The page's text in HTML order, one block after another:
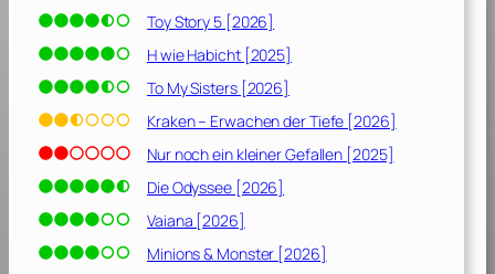
Toy Story 5 [2026]
H wie Habicht [2025]
To My Sisters [2026]
Kraken – Erwachen der Tiefe [2026]
Nur noch ein kleiner Gefallen [2025]
Die Odyssee [2026]
Vaiana [2026]
Minions & Monster [2026]